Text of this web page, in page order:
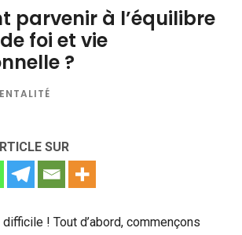
parvenir à l’équilibre
foi et vie
?
SUR
! Tout d’abord, commençons